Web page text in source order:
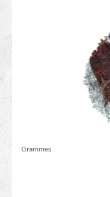
Grammes